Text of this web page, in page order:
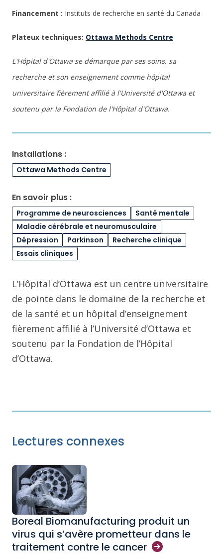
Financement : Instituts de recherche en santé du Canada
Plateux techniques: Ottawa Methods Centre
L'Hôpital d'Ottawa se démarque par ses soins, sa
recherche et son enseignement comme hôpital
universitaire fièrement affilié à l'Université d'Ottawa et
soutenu par la Fondation de l'Hôpital d'Ottawa.
Installations :
Ottawa Methods Centre
En savoir plus :
Programme de neurosciences
Santé mentale
Maladie cérébrale et neuromusculaire
Dépression
Parkinson
Recherche clinique
Essais cliniques
L’Hôpital d’Ottawa est un centre universitaire
de pointe dans le domaine de la recherche et
de la santé et un hôpital d’enseignement
fièrement affilié à l’Université d’Ottawa et
soutenu par la Fondation de l’Hôpital
d’Ottawa.
Lectures connexes
Boreal Biomanufacturing produit un
virus qui s’avère prometteur dans le
traitement contre le cancer